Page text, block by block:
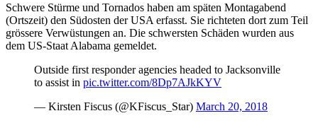
Schwere Stürme und Tornados haben am späten Montagabend
(Ortszeit) den Südosten der USA erfasst. Sie richteten dort zum Teil
grössere Verwüstungen an. Die schwersten Schäden wurden aus
dem US-Staat Alabama gemeldet.
Outside first responder agencies headed to Jacksonville
to assist in pic.twitter.com/8Dp7AJkKYV
— Kirsten Fiscus (@KFiscus_Star) March 20, 2018